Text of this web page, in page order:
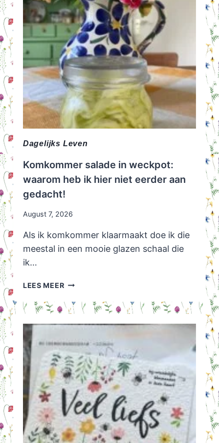
Dagelijks Leven
Komkommer salade in weckpot:
waarom heb ik hier niet eerder aan
gedacht!
August 7, 2026
Als ik komkommer klaarmaakt doe ik die
meestal in een mooie glazen schaal die
ik…
LEES MEERKOMKOMMER
IN
WAAROM
IK
HIER
NIET
EERDER
AAN
GEDACHT!